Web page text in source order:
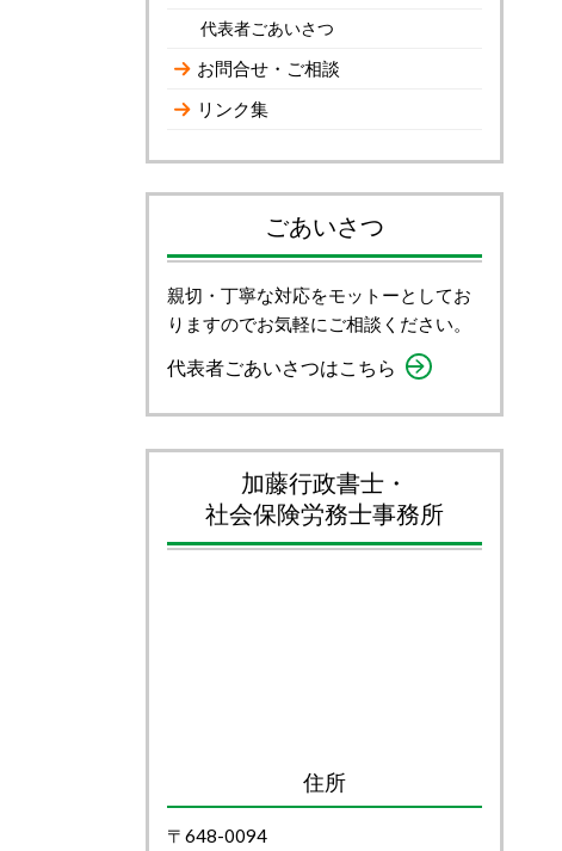
代表者ごあいさつ
お問合せ・ご相談
リンク集
ごあいさつ
親切・丁寧な対応をモットーとしてお
りますのでお気軽にご相談ください。
代表者ごあいさつはこちら
加藤行政書士・
社会保険労務士事務所
住所
〒648-0094